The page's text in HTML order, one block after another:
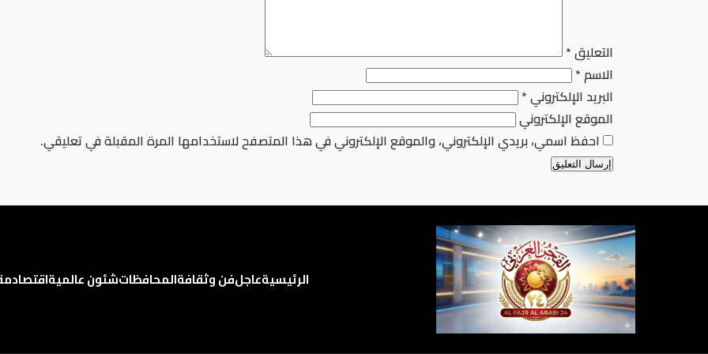
التعليق*
الاسم*
البريد الإلكتروني*
الموقع الإلكتروني
احفظ اسمي، بريدي الإلكتروني، والموقع الإلكتروني في هذا المتصفح لاستخدامها المرة المقبلة في تعليقي.
الرئيسيةعاجلفن وثقافةالمحافظاتشئون عالميةاقتصاد